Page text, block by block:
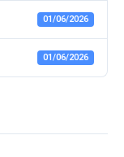
01/06/2026
01/06/2026